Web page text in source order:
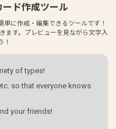
ード作成ツール
に作成・編集できるツールです！
ます。プレビューを見ながら文字入
！
of types!
so that everyone knows
your friends!